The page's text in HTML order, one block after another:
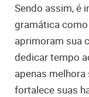
Sendo assim, é
gramática
aprimoram sua
dedicar tempo
apenas
fortalece suas